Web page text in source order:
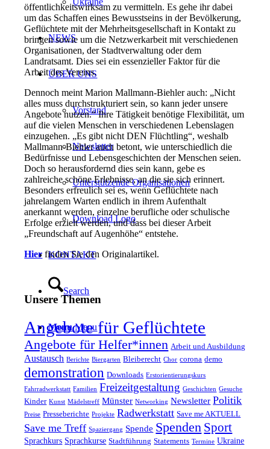
NEWS
ÜBER UNS
Vorstand
Newsletter
Unterstützende Organisationen
Download Logo
KONTAKT
Search
Menu Menu
öffentlichkeitswirksam zu vermitteln. Es gehe ihr dabei
um das Schaffen eines Bewusstseins in der Bevölkerung,
Geflüchtete mit der Mehrheitsgesellschaft in Kontakt zu
bringen sowie um die Netzwerkarbeit mit verschiedenen
Organisationen, der Stadtverwaltung oder dem
Landratsamt. Dies sei ein essenzieller Faktor für die
Arbeit des Vereins.
Dennoch meint Marion Mallmann-Biehler auch: „Nicht
alles muss durchstrukturiert sein, so kann jeder unsere
Angebote nutzen.“ Ihre Tätigkeit benötige Flexibilität, um
auf die vielen Menschen in verschiedenen Lebenslagen
einzugehen. „Es gibt nicht DEN Flüchtling“, weshalb
Mallmann-Biehler auch betont, wie unterschiedlich die
Bedürfnisse und Lebensgeschichten der Menschen seien.
Doch so herausfordernd dies sein kann, gebe es
zahlreiche schöne Erlebnisse, an die sie sich erinnert.
Besonders erfreulich sei es, wenn Geflüchtete nach
jahrelangem Warten endlich in ihrem Aufenthalt
anerkannt werden, einzelne berufliche oder schulische
Erfolge erzielt werden, und dass bei dieser Arbeit
„Freundschaft auf Augenhöhe“ entstehe.
Hier finden Sie den Originalartikel.
Unsere Themen
Angebote für Geflüchtete
Angebote für Helfer*innen Arbeit und Ausbildung
Austausch Berichte Biergarten Bleiberecht Chor corona demo
demonstration Downloads Erstorientierungskurs
Fahrradwerkstatt Familien Freizeitgestaltung Geschichten Gesuche
Kinder Kunst Mädelstreff Münster Networking Newsletter Politik
Preise Presseberichte Projekte Radwerkstatt Save me AKTUELL
Save me Treff Spaziergang Spende Spenden Sport
Sprachkurs Sprachkurse Stadtführung Statements Termine Ukraine